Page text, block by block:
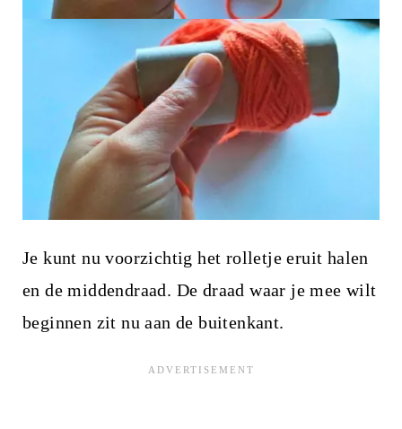
Je kunt nu voorzichtig het rolletje eruit halen
en de middendraad. De draad waar je mee wilt
beginnen zit nu aan de buitenkant.